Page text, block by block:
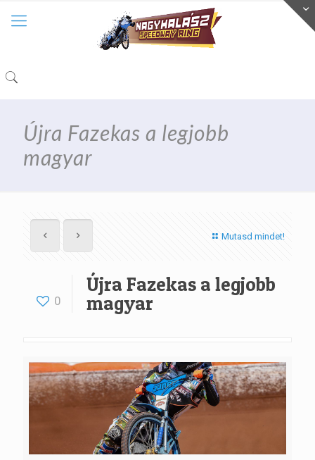
Újra Fazekas a legjobb
magyar
Mutasd mindet!
0
Újra Fazekas a legjobb
magyar